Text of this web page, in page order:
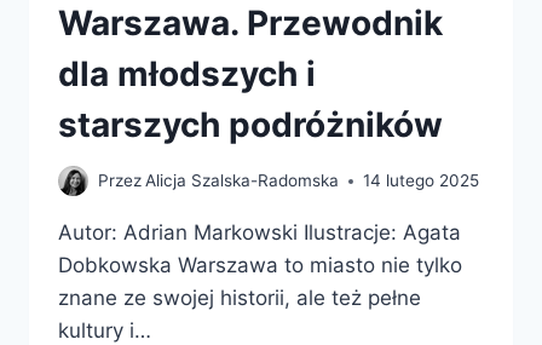
Warszawa. Przewodnik
dla młodszych i
starszych podróżników
PrzezAlicja Szalska-Radomska 14 lutego 2025
Autor: Adrian Markowski Ilustracje: Agata
Dobkowska Warszawa to miasto nie tylko
znane ze swojej historii, ale też pełne
kultury i…